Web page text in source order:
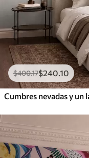
$400.17$240 .10